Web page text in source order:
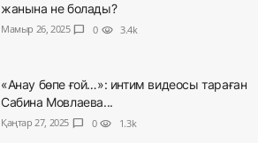
жанына не болады?
Мамыр 26, 2025 chat_bubble 0 visibility 3.4k
«Анау бөпе ғой…»: интим видеосы тараған
Сабина Мовлаева...
Қаңтар 27, 2025 chat_bubble 0 visibility 1.3k